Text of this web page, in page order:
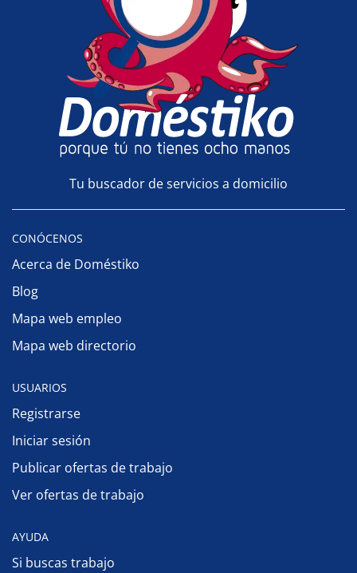
Tu buscador de servicios a domicilio
CONÓCENOS
Acerca de Doméstiko
Blog
Mapa web empleo
Mapa web directorio
USUARIOS
Registrarse
Iniciar sesión
Publicar ofertas de trabajo
Ver ofertas de trabajo
AYUDA
Si buscas trabajo